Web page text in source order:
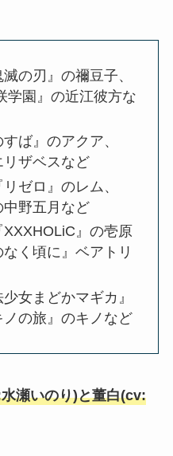
の刃』の禰豆子、
学園』の近江彼方な
ば』のアクア、
リザベスなど
ゼロ』のレム、
中野五月など
』の壱原
く頃に』ベアトリ
女まどかマギカ』
の旅』のキノなど
瀬いのり)と董白(cv: